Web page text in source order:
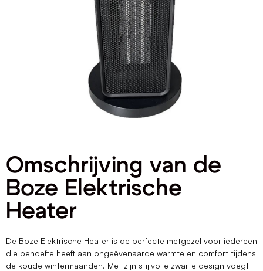
Omschrijving van de
Boze Elektrische
Heater
De Boze Elektrische Heater is de perfecte metgezel voor iedereen
die behoefte heeft aan ongeëvenaarde warmte en comfort tijdens
de koude wintermaanden. Met zijn stijlvolle zwarte design voegt